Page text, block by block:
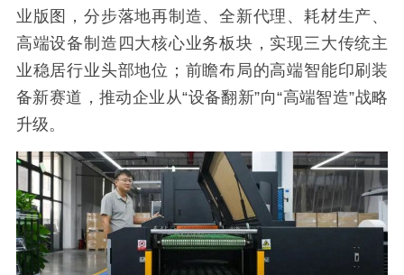
业版图，分步落地再制造、全新代理、耗材生产、
高端设备制造四大核心业务板块，实现三大传统主
业稳居行业头部地位；前瞻布局的高端智能印刷装
备新赛道，推动企业从“设备翻新”向“高端智造”战略
升级。